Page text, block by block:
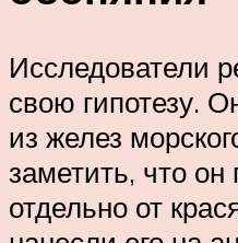
Исследователи
свою гипотезу.
из желез
заметить, что он
отдельно от